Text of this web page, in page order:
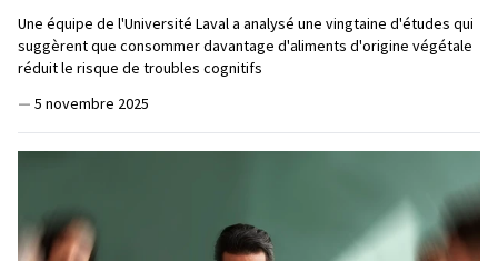
Une équipe de l'Université Laval a analysé une vingtaine d'études qui
suggèrent que consommer davantage d'aliments d'origine végétale
réduit le risque de troubles cognitifs
— 5 novembre 2025